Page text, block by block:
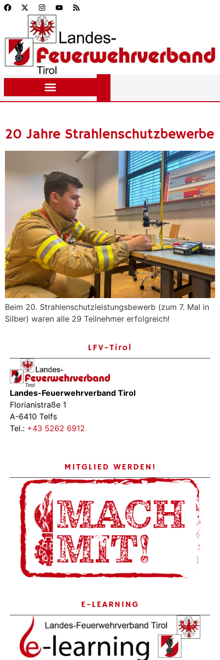
20 Jahre Strahlenschutzbewerbe
Beim 20. Strahlenschutzleistungsbewerb (zum 7. Mal in
Silber) waren alle 29 Teilnehmer erfolgreich!
LFV-Tirol
Landes-Feuerwehrverband Tirol
Florianistraße 1
A-6410 Telfs
Tel.: +43 5262 6912
MITGLIED WERDEN!
E-LEARNING